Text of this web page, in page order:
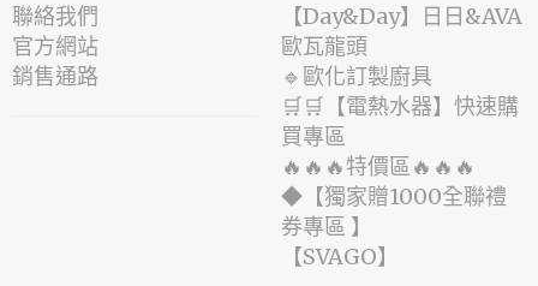
聯絡我們
官方網站
銷售通路
️【Day&Day】️日日&AVA
歐瓦龍頭
🔹歐化訂製廚具
🛒🛒【電熱水器】快速購
買專區
🔥🔥🔥特價區🔥🔥🔥
◆【獨家贈1000全聯禮
券專區 】
️【SVAGO】️